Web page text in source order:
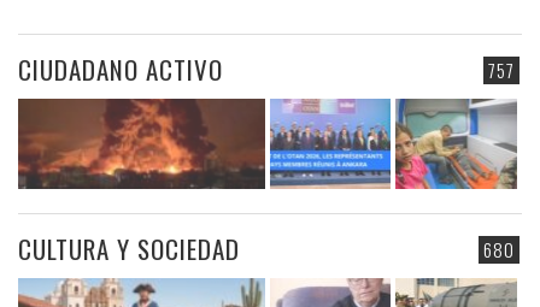
757
CIUDADANO ACTIVO
680
CULTURA Y SOCIEDAD